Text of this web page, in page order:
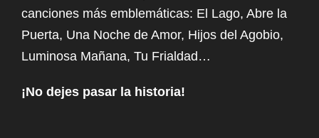
canciones más emblemáticas: El Lago, Abre la
Puerta, Una Noche de Amor, Hijos del Agobio,
Luminosa Mañana, Tu Frialdad…
¡No dejes pasar la historia!